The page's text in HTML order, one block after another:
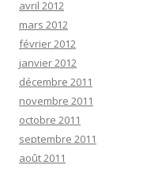
avril 2012
mars 2012
février 2012
janvier 2012
décembre 2011
novembre 2011
octobre 2011
septembre 2011
août 2011